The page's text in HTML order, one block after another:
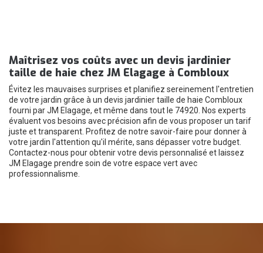
Maîtrisez vos coûts avec un devis jardinier
taille de haie chez JM Elagage à Combloux
Évitez les mauvaises surprises et planifiez sereinement l'entretien
de votre jardin grâce à un devis jardinier taille de haie Combloux
fourni par JM Elagage, et même dans tout le 74920. Nos experts
évaluent vos besoins avec précision afin de vous proposer un tarif
juste et transparent. Profitez de notre savoir-faire pour donner à
votre jardin l'attention qu'il mérite, sans dépasser votre budget.
Contactez-nous pour obtenir votre devis personnalisé et laissez
JM Elagage prendre soin de votre espace vert avec
professionnalisme.